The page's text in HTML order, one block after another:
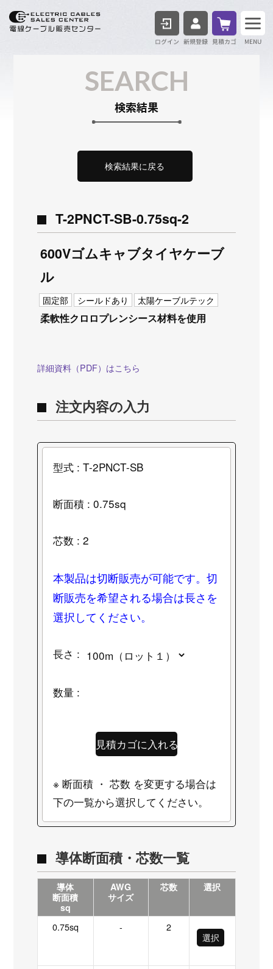
ログイン 見積
SEARCH
検索結果
検索結果に戻る
T-2PNCT-SB-0.75sq-2
600Vゴムキャブタイヤケーブ
ル
固定部 シールドあり 太陽ケーブルテック
柔軟性クロロプレンシース材料を使用
詳細資料（PDF）はこちら
注文内容の入力
型式 : T-2PNCT-SB
断面積 : 0.75sq
芯数 : 2
本製品は切断販売が可能です。切
断販売を希望される場合は長さを
選択してください。
長さ :
数量 :
※ 断面積 ・ 芯数 を変更する場合は
下の一覧から選択してください。
導体断面積・芯数一覧
導体
断面積
sq
AWG
サイズ
芯数 選択
0.75sq -
2
選択